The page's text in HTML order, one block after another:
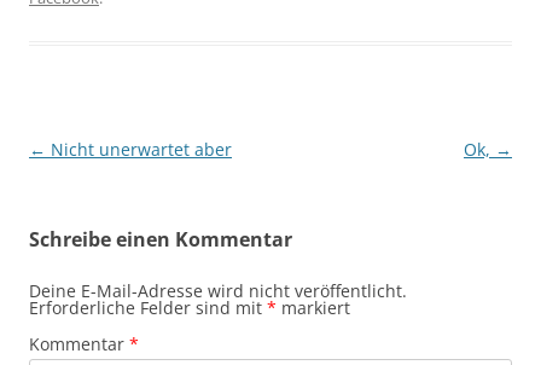
Beitragsnavigation
← Nicht unerwartet aber Ok, →
Schreibe einen Kommentar
Deine E-Mail-Adresse wird nicht veröffentlicht.
Erforderliche Felder sind mit * markiert
Kommentar *